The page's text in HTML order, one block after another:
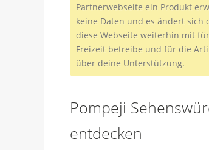
Partnerwebseite ein Produkt
keine Daten und es ändert
diese Webseite weiterhin mit
Freizeit betreibe und für die
über deine Unterstützung.
Pompeji
entdecken